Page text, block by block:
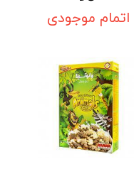
اتمام موجودی